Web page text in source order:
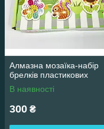
Алмазна мозаїка-набір
брелків пластикових
В наявності
300 ₴